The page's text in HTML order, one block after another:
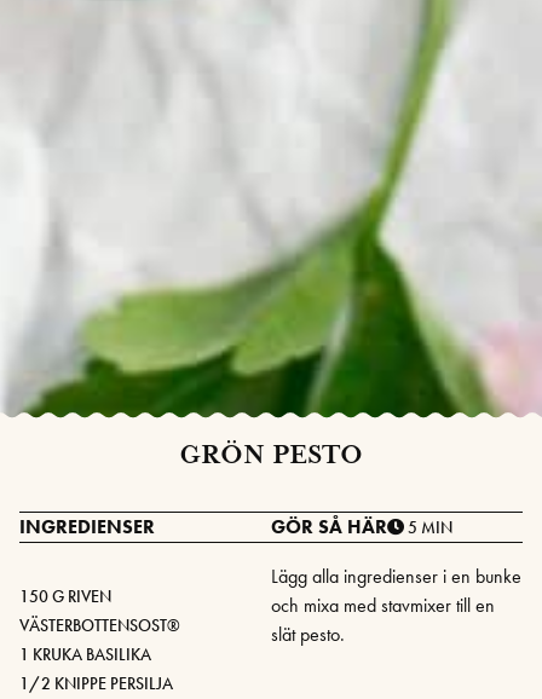
GRÖN PESTO
INGREDIENSER
150 G RIVEN
VÄSTERBOTTENSOST®
1 KRUKA BASILIKA
1/2 KNIPPE PERSILJA
GÖR SÅ HÄR 5 MIN
Lägg alla ingredienser i en bunke
och mixa med stavmixer till en
slät pesto.